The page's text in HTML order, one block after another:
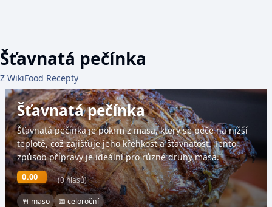
Šťavnatá pečínka
Z WikiFood Recepty
Šťavnatá pečínka
Šťavnatá pečínka je pokrm z masa, který se peče na nižší
teplotě, což zajišťuje jeho křehkost a šťavnatost. Tento
způsob přípravy je ideální pro různé druhy masa.
0.00 (0 hlasů)
🍴 maso
📅 celoroční